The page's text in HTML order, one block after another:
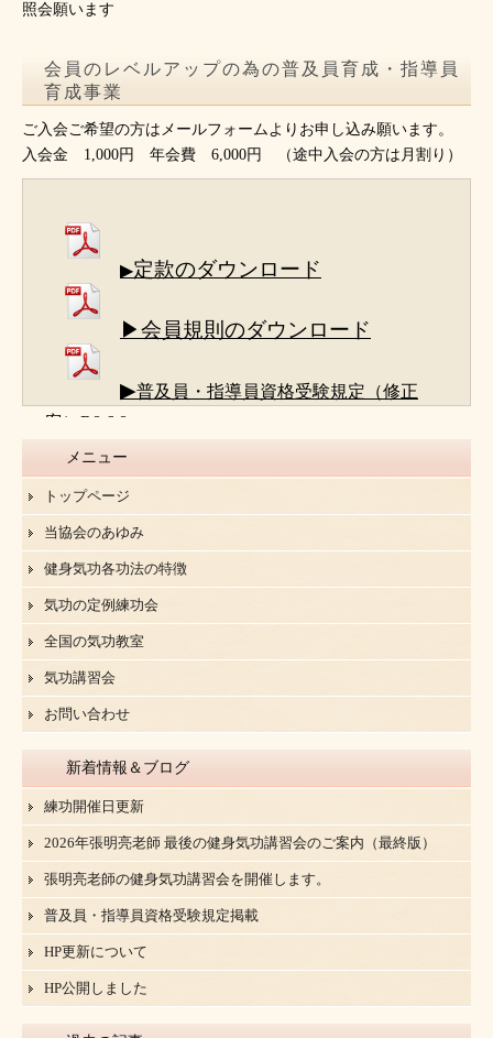
照会願います
会員のレベルアップの為の普及員育成・指導員
育成事業
ご入会ご希望の方はメールフォームよりお申し込み願います。
入会金 1,000円 年会費 6,000円 （途中入会の方は月割り）
▶定款のダウンロード
▶会員規則のダウンロード
▶普及員・指導員資格受験規定（修正
案）R8.6.8
メニュー
トップページ
当協会のあゆみ
健身気功各功法の特徴
気功の定例練功会
全国の気功教室
気功講習会
お問い合わせ
新着情報＆ブログ
練功開催日更新
2026年張明亮老師 最後の健身気功講習会のご案内（最終版）
張明亮老師の健身気功講習会を開催します。
普及員・指導員資格受験規定掲載
HP更新について
HP公開しました